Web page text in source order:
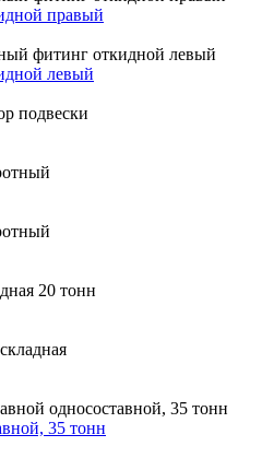
правый
левый
35 тонн